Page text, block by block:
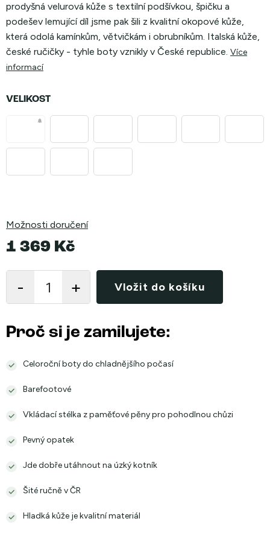
prodyšná velurová kůže s textilní podšívkou, špičku a
podešev lemující díl jsme pak šili z kvalitní okopové kůže,
která odolá kamínkům, větvičkám i obrubníkům. Italská kůže,
české ručičky - tyhle boty vznikly v České republice. Více
informací
VELIKOST
Možnosti doručení
1 369 Kč
cena:
Vložit do košíku
Proč si je zamilujete:
Celoroční boty do chladnějšího počasí
Barefootové
Vkládací stélka z paměťové pěny pro pohodlnou chůzi
Pevný opatek
Jde dobře utáhnout na úzký kotník
Šité ručně v ČR
Hladká kůže je kvalitní materiál